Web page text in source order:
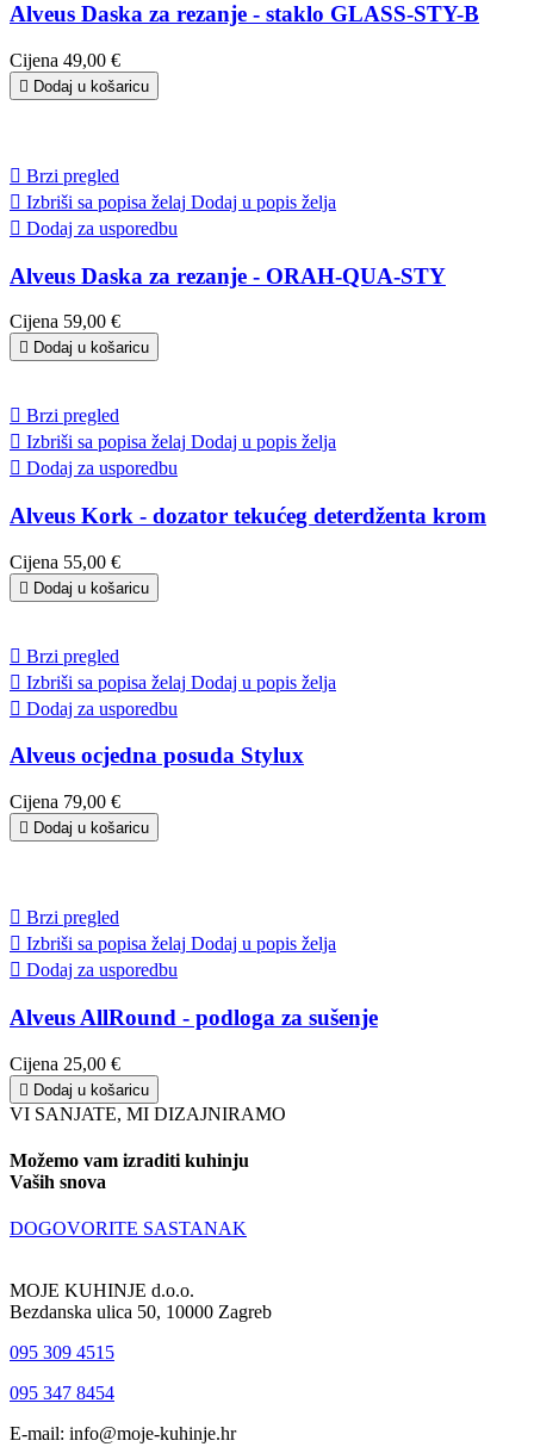
Alveus Daska za rezanje - staklo GLASS-STY-B
Cijena 49,00 €
 Dodaj u košaricu
 Brzi pregled
 Izbriši sa popisa želaj Dodaj u popis želja
 Dodaj za usporedbu
Alveus Daska za rezanje - ORAH-QUA-STY
Cijena 59,00 €
 Dodaj u košaricu
 Brzi pregled
 Izbriši sa popisa želaj Dodaj u popis želja
 Dodaj za usporedbu
Alveus Kork - dozator tekućeg deterdženta krom
Cijena 55,00 €
 Dodaj u košaricu
 Brzi pregled
 Izbriši sa popisa želaj Dodaj u popis želja
 Dodaj za usporedbu
Alveus ocjedna posuda Stylux
Cijena 79,00 €
 Dodaj u košaricu
 Brzi pregled
 Izbriši sa popisa želaj Dodaj u popis želja
 Dodaj za usporedbu
Alveus AllRound - podloga za sušenje
Cijena 25,00 €
 Dodaj u košaricu
VI SANJATE, MI DIZAJNIRAMO
Možemo vam izraditi kuhinju
Vaših snova
DOGOVORITE SASTANAK
MOJE KUHINJE d.o.o.
Bezdanska ulica 50, 10000 Zagreb
095 309 4515
095 347 8454
E-mail: info@moje-kuhinje.hr